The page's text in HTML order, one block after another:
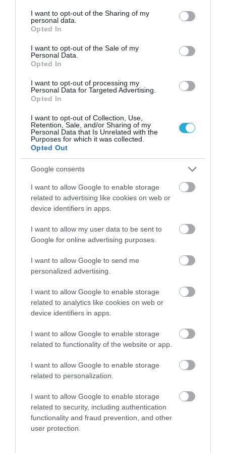
not limited to your visit or usage behaviour. You may click to
grant or deny consent to Google and its third-party tags to
use your data for below specified purposes in below Google
consent section.
I want to opt-out of the Sharing of my
personal data.
Opted In
I want to opt-out of the Sale of my
Personal Data.
Opted In
I want to opt-out of processing my
Personal Data for Targeted Advertising.
Opted In
I want to opt-out of Collection, Use,
Retention, Sale, and/or Sharing of my
Personal Data that Is Unrelated with the
Purposes for which it was collected.
Opted Out
Google consents
I want to allow Google to enable storage
related to advertising like cookies on web or
device identifiers in apps.
I want to allow my user data to be sent to
Google for online advertising purposes.
I want to allow Google to send me
personalized advertising.
I want to allow Google to enable storage
related to analytics like cookies on web or
device identifiers in apps.
I want to allow Google to enable storage
related to functionality of the website or app.
I want to allow Google to enable storage
related to personalization.
I want to allow Google to enable storage
related to security, including authentication
functionality and fraud prevention, and other
user protection.
Εξάλλου η καλή επικοινωνία και η ειλικρινής
συζήτηση με υπευθυνότητα μεταξύ των
σωματικής οικειότητας και της υποστήριξης
του/της συντρόφου, καθησυχάζει και τους
δύο και χτίζει δυνατές σχέσεις.
«Η στυτική δυσλειτουργία δεν χρειάζεται να
σημάνει την αρχή του τέλους της σεξουαλικής
ζωής, της ερωτικής σχέσης ή του γάμου.
Εξερεύνηση χρειάζεται και η σεξουαλική ζωή
θα είναι ικανοποιητική για πολλά-πολλά χρόνια
ακόμα»,καταλήγει ο δρ Λιβάνιος.
ΠΡΟΪΟΝΤΑ & ΥΠΗΡΕΣΙΕΣ